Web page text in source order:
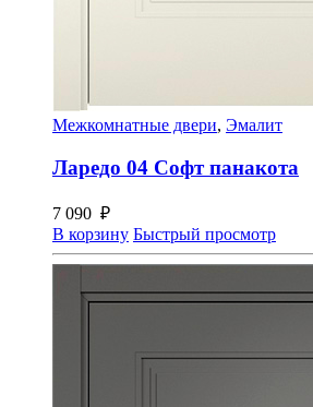
Межкомнатные двери, Эмалит
Ларедо 04 Софт панакота
7 090 ₽
В корзину Быстрый просмотр